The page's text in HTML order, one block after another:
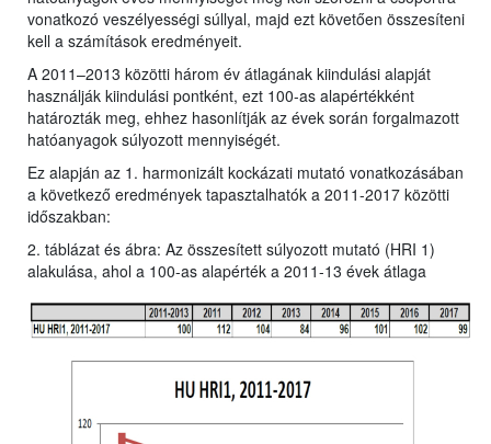
vonatkozó veszélyességi súllyal, majd ezt követően összesíteni
kell a számítások eredményeit.
A 2011–2013 közötti három év átlagának kiindulási alapját
használják kiindulási pontként, ezt 100-as alapértékként
határozták meg, ehhez hasonlítják az évek során forgalmazott
hatóanyagok súlyozott mennyiségét.
Ez alapján az 1. harmonizált kockázati mutató vonatkozásában
a következő eredmények tapasztalhatók a 2011-2017 közötti
időszakban:
2. táblázat és ábra: Az összesített súlyozott mutató (HRI 1)
alakulása, ahol a 100-as alapérték a 2011-13 évek átlaga